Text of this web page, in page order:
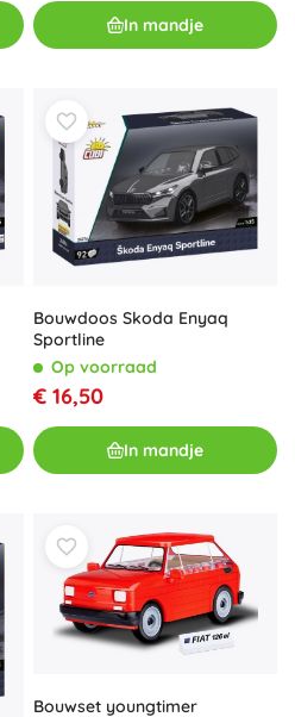
In mandje
Bouwdoos Skoda Enyaq
Sportline
Op voorraad
€ 16,50
In mandje
Bouwset youngtimer